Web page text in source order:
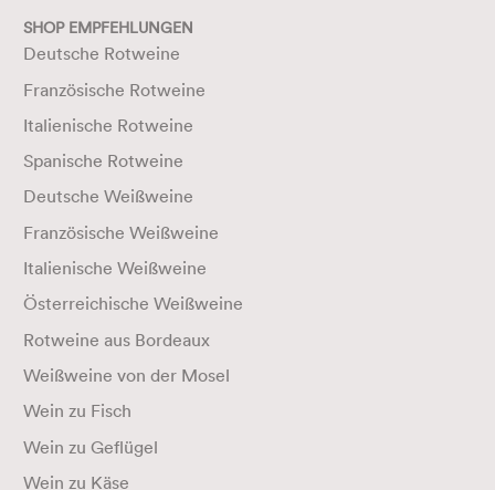
SHOP EMPFEHLUNGEN
Deutsche Rotweine
Französische Rotweine
Italienische Rotweine
Spanische Rotweine
Deutsche Weißweine
Französische Weißweine
Italienische Weißweine
Österreichische Weißweine
Rotweine aus Bordeaux
Weißweine von der Mosel
Wein zu Fisch
Wein zu Geflügel
Wein zu Käse